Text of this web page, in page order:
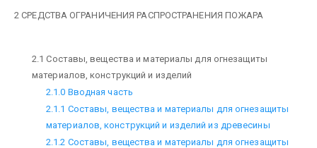
2 СРЕДСТВА ОГРАНИЧЕНИЯ РАСПРОСТРАНЕНИЯ ПОЖАРА
2.1 Составы, вещества и материалы для огнезащиты
материалов, конструкций и изделий
2.1.0 Вводная часть
2.1.1 Составы, вещества и материалы для огнезащиты
материалов, конструкций и изделий из древесины
2.1.2 Составы, вещества и материалы для огнезащиты